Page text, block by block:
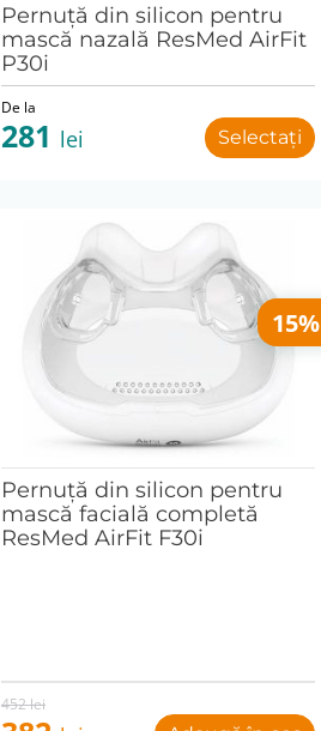
Pernuță din silicon pentru
mască nazală ResMed AirFit
P30i
De la
281 lei Selectați
15%
Pernuță din silicon pentru
mască facială completă
ResMed AirFit F30i
452lei
Original
price
Current
price